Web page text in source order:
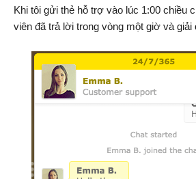
Khi tôi gửi thẻ hỗ trợ vào lúc 1:00 chiều
viên đã trả lời trong vòng một giờ và giải